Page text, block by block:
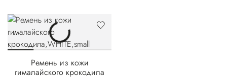
Ремень из кожи
гималайского крокодила